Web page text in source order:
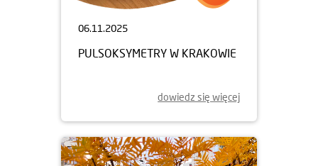
06.11.2025
PULSOKSYMETRY W KRAKOWIE
dowiedz się więcej